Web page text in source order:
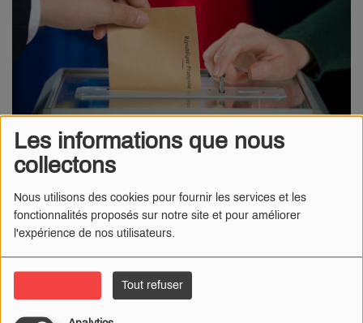
Les informations que nous
collectons
Nous utilisons des cookies pour fournir les services et les
fonctionnalités proposés sur notre site et pour améliorer
l'expérience de nos utilisateurs.
Tout refuser
16 MARS 2026
Elections municipales 2026 dans l'Aisne
dimanche 15 mars. Dans l'Aisne, plusieurs maires sortants ont